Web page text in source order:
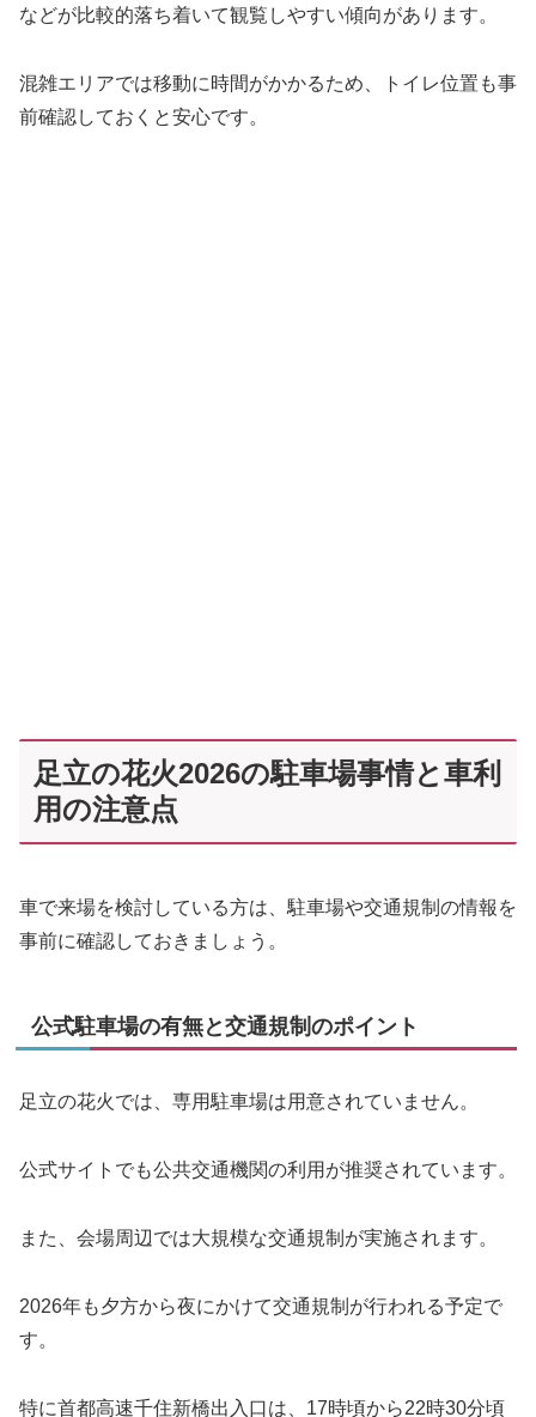
などが比較的落ち着いて観覧しやすい傾向があります。
混雑エリアでは移動に時間がかかるため、トイレ位置も事
前確認しておくと安心です。
足立の花火2026の駐車場事情と車利
用の注意点
車で来場を検討している方は、駐車場や交通規制の情報を
事前に確認しておきましょう。
公式駐車場の有無と交通規制のポイント
足立の花火では、専用駐車場は用意されていません。
公式サイトでも公共交通機関の利用が推奨されています。
また、会場周辺では大規模な交通規制が実施されます。
2026年も夕方から夜にかけて交通規制が行われる予定で
す。
特に首都高速千住新橋出入口は、17時頃から22時30分頃